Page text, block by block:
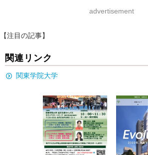
advertisement
【注目の記事】
関連リンク
関東学院大学